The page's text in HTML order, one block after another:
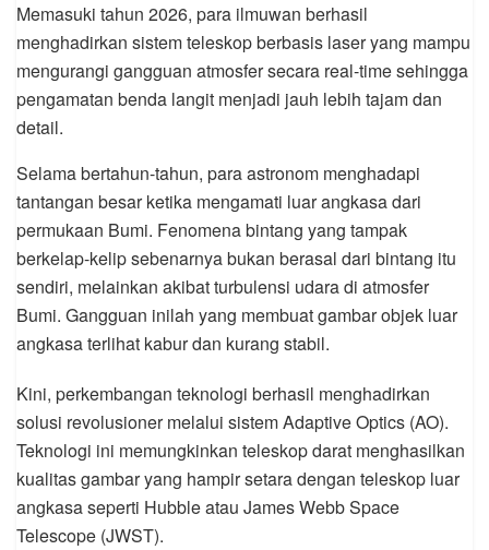
Memasuki tahun 2026, para ilmuwan berhasil
menghadirkan sistem teleskop berbasis laser yang mampu
mengurangi gangguan atmosfer secara real-time sehingga
pengamatan benda langit menjadi jauh lebih tajam dan
detail.
Selama bertahun-tahun, para astronom menghadapi
tantangan besar ketika mengamati luar angkasa dari
permukaan Bumi. Fenomena bintang yang tampak
berkelap-kelip sebenarnya bukan berasal dari bintang itu
sendiri, melainkan akibat turbulensi udara di atmosfer
Bumi. Gangguan inilah yang membuat gambar objek luar
angkasa terlihat kabur dan kurang stabil.
Kini, perkembangan teknologi berhasil menghadirkan
solusi revolusioner melalui sistem Adaptive Optics (AO).
Teknologi ini memungkinkan teleskop darat menghasilkan
kualitas gambar yang hampir setara dengan teleskop luar
angkasa seperti Hubble atau James Webb Space
Telescope (JWST).